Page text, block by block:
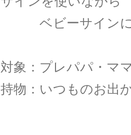
ベビーサインに
対象：プレパパ・マ
持物：いつものお出